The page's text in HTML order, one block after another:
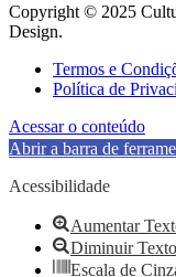
Copyright © 2025
Design.
Termos e
Política de
Acessar o conteúdo
Abrir a barra de
Acessibilidade
Aumentar
Diminuir Texto
Escala de